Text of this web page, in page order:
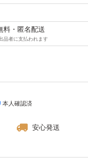
）】
料・匿名配送
品者に支払われます
本人確認済
安心発送